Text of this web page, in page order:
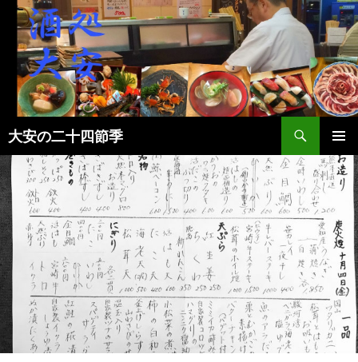
大安の二十四節季
検
索
メインメ
ニュー
ン
テ
ン
ツ
へ
キ
ッ
プ